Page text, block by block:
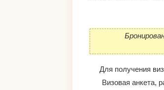
Для получения
Визовая анкета,